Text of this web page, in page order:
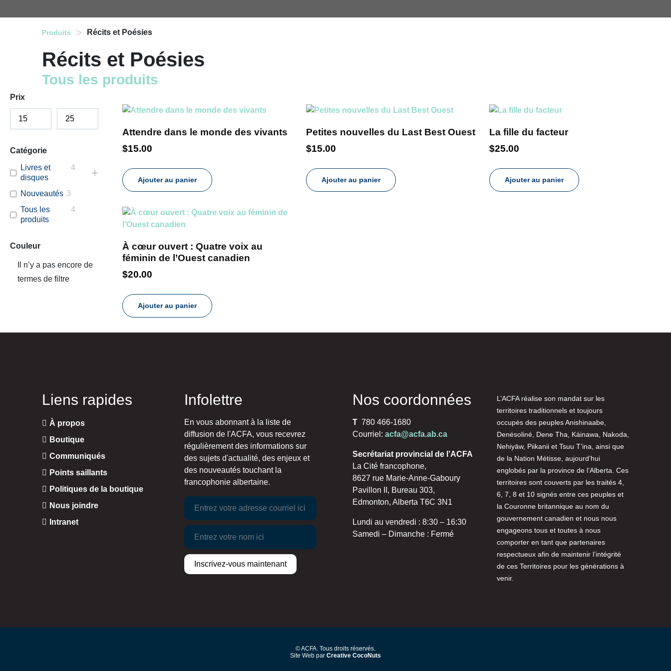
Produits > Récits et Poésies
Récits et Poésies
Tous les produits
Prix
Catégorie
Livres et
disques
4
Nouveautés 3
Tous les
produits
4
Couleur
Il n’y a pas encore de
termes de filtre
Attendre dans le monde des vivants
$15.00
Ajouter au panier
Petites nouvelles du Last Best Ouest
$15.00
Ajouter au panier
La fille du facteur
$25.00
Ajouter au panier
À cœur ouvert : Quatre voix au
féminin de l’Ouest canadien
$20.00
Ajouter au panier
Liens rapides
À propos
Boutique
Communiqués
Points saillants
Politiques de la boutique
Nous joindre
Intranet
Infolettre
En vous abonnant à la liste de
diffusion de l'ACFA, vous recevrez
régulièrement des informations sur
des sujets d'actualité, des enjeux et
des nouveautés touchant la
francophonie albertaine.
Nos coordonnées
T 780 466-1680
Courriel: acfa@acfa.ab.ca
Secrétariat provincial de l’ACFA
La Cité francophone,
8627 rue Marie-Anne-Gaboury
Pavillon II, Bureau 303,
Edmonton, Alberta T6C 3N1
Lundi au vendredi : 8:30 – 16:30
Samedi – Dimanche : Fermé
L’ACFA réalise son mandat sur les
territoires traditionnels et toujours
occupés des peuples Anishinaabe,
Denésoliné, Dene Tha, Káinawa, Nakoda,
Nehiyāw, Piikanii et Tsuu T’ina, ainsi que
de la Nation Métisse, aujourd’hui
englobés par la province de l’Alberta. Ces
territoires sont couverts par les traités 4,
6, 7, 8 et 10 signés entre ces peuples et
la Couronne britannique au nom du
gouvernement canadien et nous nous
engageons tous et toutes à nous
comporter en tant que partenaires
respectueux afin de maintenir l’intégrité
de ces Territoires pour les générations à
venir.
© ACFA. Tous droits réservés.
Site Web par Creative CocoNuts